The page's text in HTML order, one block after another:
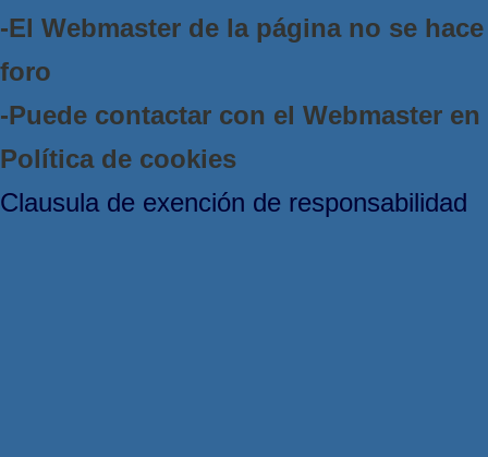
-El Webmaster de la página no se
foro
-Puede contactar con el Webmaster
Política de cookies
Clausula de exención de responsabilidad